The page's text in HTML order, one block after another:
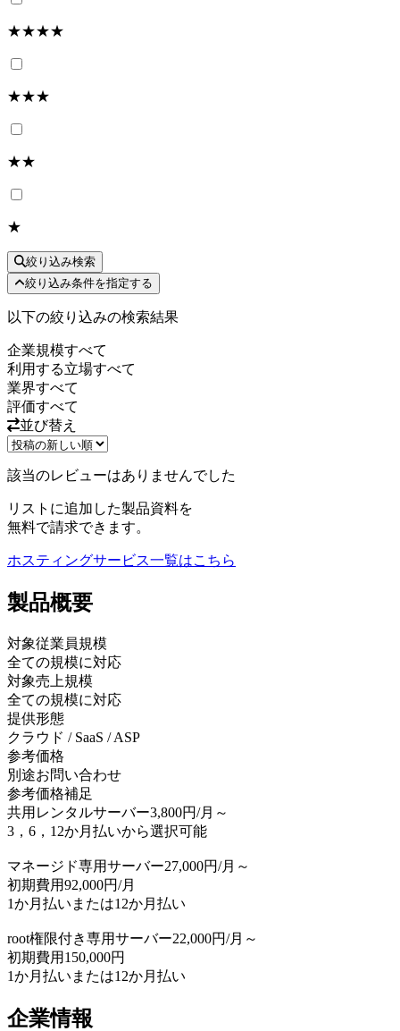
★★★★
★★★
★★
★
絞り込み検索
絞り込み条件を指定する
以下の絞り込みの検索結果
企業規模すべて
利用する立場すべて
業界すべて
評価すべて
並び替え
該当のレビューはありませんでした
リストに追加した製品資料を
無料で請求できます。
ホスティングサービス一覧はこちら
製品概要
対象従業員規模
全ての規模に対応
対象売上規模
全ての規模に対応
提供形態
クラウド / SaaS / ASP
参考価格
別途お問い合わせ
参考価格補足
共用レンタルサーバー3,800円/月～
3，6，12か月払いから選択可能
マネージド専用サーバー27,000円/月～
初期費用92,000円/月
1か月払いまたは12か月払い
root権限付き専用サーバー22,000円/月～
初期費用150,000円
1か月払いまたは12か月払い
企業情報